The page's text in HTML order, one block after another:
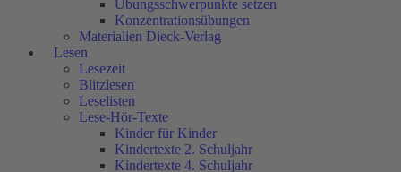
Übungsschwerpunkte setzen
Konzentrationsübungen
Materialien Dieck-Verlag
Lesen
Lesezeit
Blitzlesen
Leselisten
Lese-Hör-Texte
Kinder für Kinder
Kindertexte 2. Schuljahr
Kindertexte 4. Schuljahr